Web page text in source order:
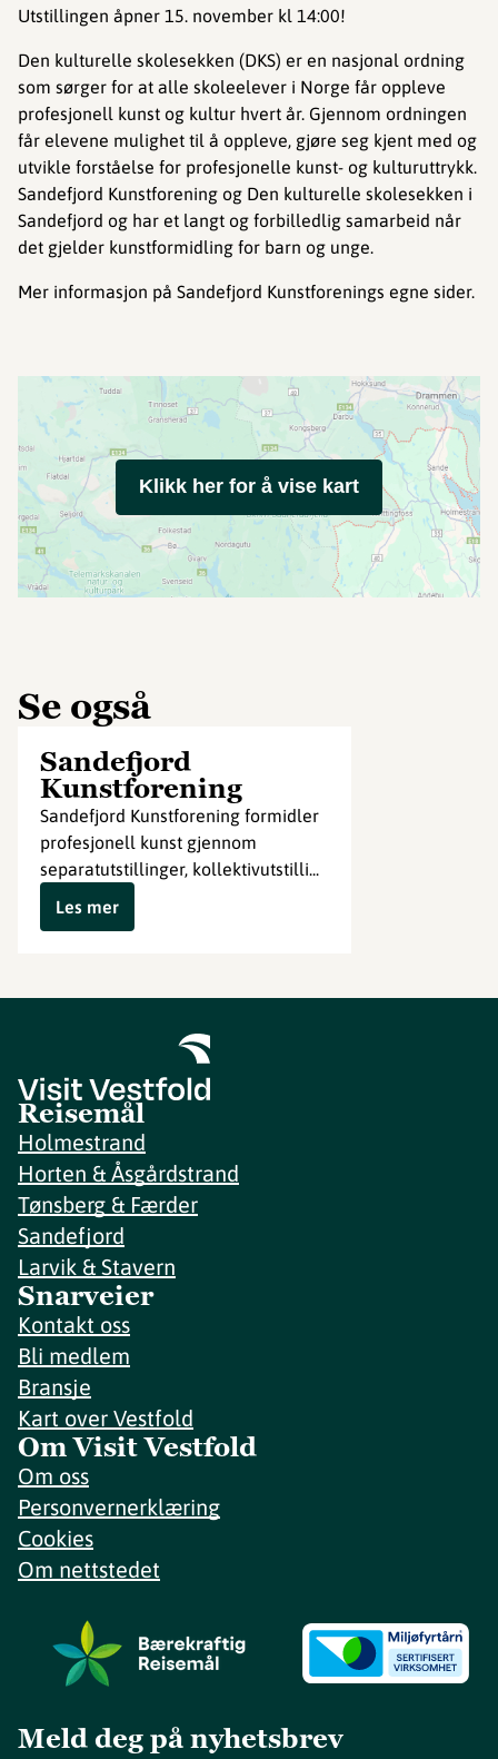
Utstillingen åpner 15. november kl 14:00!
Den kulturelle skolesekken (DKS) er en nasjonal ordning
som sørger for at alle skoleelever i Norge får oppleve
profesjonell kunst og kultur hvert år. Gjennom ordningen
får elevene mulighet til å oppleve, gjøre seg kjent med og
utvikle forståelse for profesjonelle kunst- og kulturuttrykk.
Sandefjord Kunstforening og Den kulturelle skolesekken i
Sandefjord og har et langt og forbilledlig samarbeid når
det gjelder kunstformidling for barn og unge.
Mer informasjon på Sandefjord Kunstforenings egne sider.
Klikk her for å vise kart
Se også
Sandefjord
Kunstforening
Sandefjord Kunstforening formidler
profesjonell kunst gjennom
separatutstillinger, kollektivutstilli...
Les mer
Reisemål
Holmestrand
Horten & Åsgårdstrand
Tønsberg & Færder
Sandefjord
Larvik & Stavern
Snarveier
Kontakt oss
Bli medlem
Bransje
Kart over Vestfold
Om Visit Vestfold
Om oss
Personvernerklæring
Cookies
Om nettstedet
Meld deg på nyhetsbrev